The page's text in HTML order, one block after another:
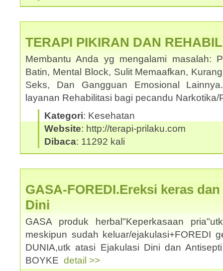
TERAPI PIKIRAN DAN
Membantu Anda yg mengalami masalah:
Batin, Mental Block, Sulit Memaafkan,
Seks, Dan Gangguan Emosional
layanan Rehabilitasi bagi pecandu
Kategori: Kesehatan
Website: http://terapi-prilaku.com
Dibaca: 11292 kali
GASA-FOREDI.Ereksi keras
Dini
GASA produk herbal"Keperkasaan
meskipun sudah keluar/ejakulasi+FOREDI
DUNIA,utk atasi Ejakulasi Dini dan
BOYKE detail >>